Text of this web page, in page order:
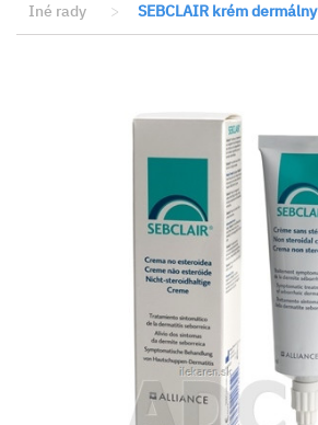
Iné rady
> SEBCLAIR krém dermálny